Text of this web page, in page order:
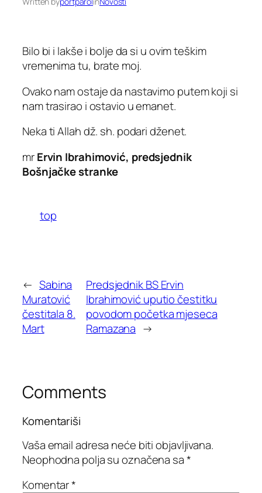
Bilo bi i lakše i bolje da si u ovim teškim
vremenima tu, brate moj.
Ovako nam ostaje da nastavimo putem koji si
nam trasirao i ostavio u emanet.
Neka ti Allah dž. sh. podari dženet.
mrErvin Ibrahimović, predsjednik
Bošnjačke stranke
top
← Sabina
Muratović
čestitala 8.
Mart
Predsjednik BS Ervin
Ibrahimović uputio čestitku
povodom početka mjeseca
Ramazana →
Comments
Komentariši
Vaša email adresa neće biti objavljivana.
Neophodna polja su označena sa*
Komentar*